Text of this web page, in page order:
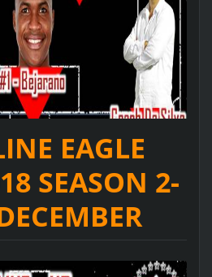
EAGLE
SEASON 2-